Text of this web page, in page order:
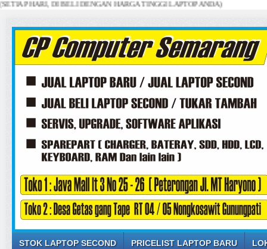
DI BELI DENGAN HARGA TINGGI LAPTOP ANDA)
STOK LAPTOP SECOND PRICELIST LAPTOP BARU